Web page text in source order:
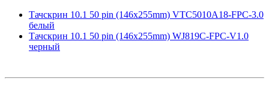
Тачскрин 10.1 50 pin (146x255mm) VTC5010A18-FPC-3.0
белый
Тачскрин 10.1 50 pin (146x255mm) WJ819C-FPC-V1.0
черный